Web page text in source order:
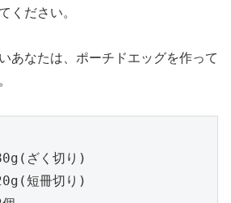
ください。
あなたは、ポーチドエッグを作って
ざく切り)
短冊切り)